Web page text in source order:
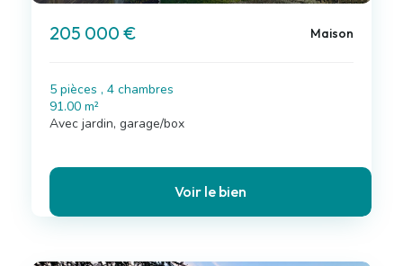
205 000 € Maison
5 pièces , 4 chambres
91.00 m²
Avec jardin, garage/box
Voir le bien